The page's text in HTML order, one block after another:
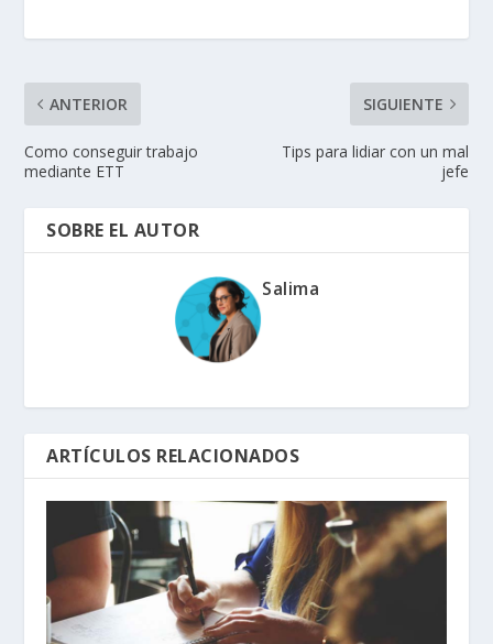
ANTERIOR
Como conseguir trabajo
mediante ETT
SIGUIENTE
Tips para lidiar con un mal
jefe
SOBRE EL AUTOR
Salima
ARTÍCULOS RELACIONADOS